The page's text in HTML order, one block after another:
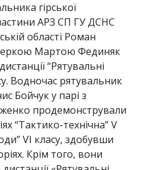
гірської
АРЗ СП ГУ ДСНС
області Роман
Мартою Фединяк
“Рятувальні
Водночас рятувальник
Бойчук у парі з
продемонстрували
“Тактико-технічна” V
VI класу, здобувши
Крім того, вони